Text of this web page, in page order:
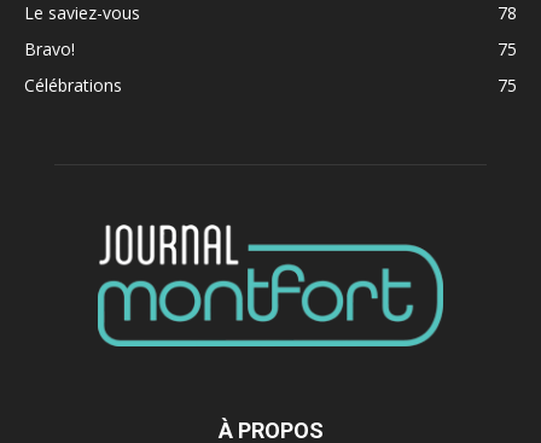
Le saviez-vous
78
Bravo!
75
Célébrations
75
À PROPOS